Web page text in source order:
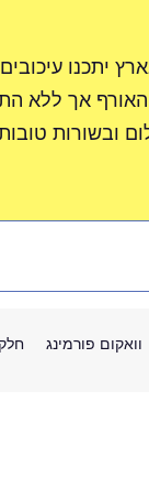
יתכנו
האורף אך ללא
ובשורות
וואקום פורמינג